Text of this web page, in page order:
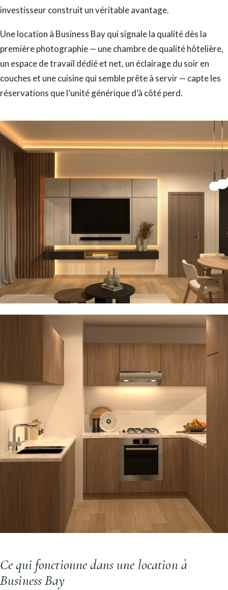
investisseur construit un véritable avantage.
Une location à Business Bay qui signale la qualité dès la
première photographie — une chambre de qualité hôtelière,
un espace de travail dédié et net, un éclairage du soir en
couches et une cuisine qui semble prête à servir — capte les
réservations que l’unité générique d’à côté perd.
Ce qui fonctionne dans une location à
Business Bay